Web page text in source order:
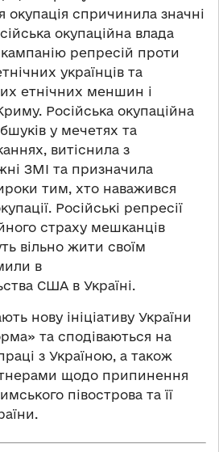
окупація спричинила значні
окупаційна влада
репресій проти
українців та
етнічних меншин і
Російська окупаційна
у мечетях та
витіснила з
ЗМІ та призначила
тим, хто наважився
Російські репресії
страху мешканців
вільно жити своїм
в
США в Україні.
нову ініціативу України
та сподіваються на
з Україною, а також
щодо припинення
півострова та її